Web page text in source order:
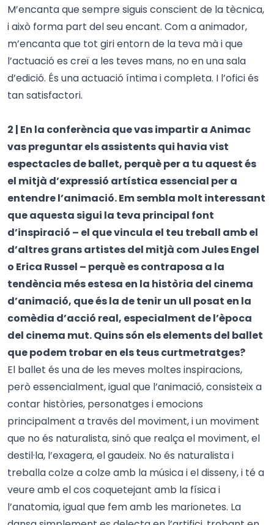
M’encanta que sempre siguis conscient de la tècnica,
i això forma part del seu encant. Com a animador,
m’encanta que tot giri entorn de la teva mà i que
l’actuació es creï a les teves mans, no en una sala
d’edició. És una actuació íntima i completa. I l’ofici és
tan satisfactori.
2 | En la conferència que vas impartir a Animac
vas preguntar els assistents qui havia vist
espectacles de ballet, perquè per a tu aquest és
el mitjà d’expressió artística essencial per a
entendre l’animació. Em sembla molt interessant
que aquesta sigui la teva principal font
d’inspiració – el que vincula el teu treball amb el
d’altres grans artistes del mitjà com Jules Engel
o Erica Russel – perquè es contraposa a la
tendència més estesa en la història del cinema
d’animació, que és la de tenir un ull posat en la
comèdia d’acció real, especialment de l’època
del cinema mut. Quins són els elements del ballet
que podem trobar en els teus curtmetratges?
El ballet és una de les meves moltes inspiracions,
però essencialment, igual que l’animació, consisteix a
contar històries, personatges i emocions
principalment a través del moviment, i un moviment
que no és naturalista, sinó que realça el moviment, el
destil·la, l’exagera, el gaudeix. No és naturalista i
treballa colze a colze amb la música i el disseny, i té a
veure amb el cos coquetejant amb la física i
l’anatomia, igual que fem amb les marionetes. La